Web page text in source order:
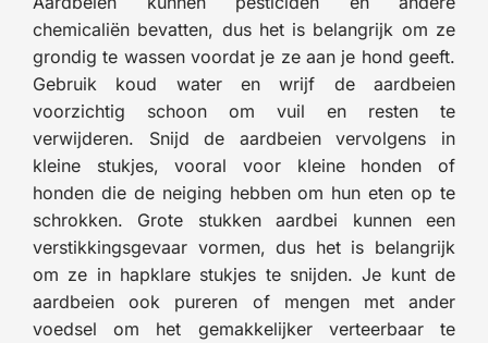
chemicaliën bevatten, dus het is belangrijk om ze
grondig te wassen voordat je ze aan je hond geeft.
Gebruik koud water en wrijf de aardbeien
voorzichtig schoon om vuil en resten te
verwijderen. Snijd de aardbeien vervolgens in
kleine stukjes, vooral voor kleine honden of
honden die de neiging hebben om hun eten op te
schrokken. Grote stukken aardbei kunnen een
verstikkingsgevaar vormen, dus het is belangrijk
om ze in hapklare stukjes te snijden. Je kunt de
aardbeien ook pureren of mengen met ander
voedsel om het gemakkelijker verteerbaar te